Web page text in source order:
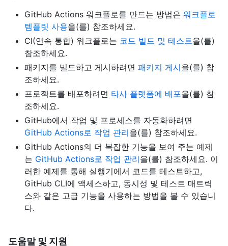
GitHub Actions 워크플로를 만드는 방법은 워크플로
템플릿 사용을(를) 참조하세요.
CI(연속 통합) 워크플로는 코드 빌드 및 테스트을(를)
참조하세요.
패키지를 빌드하고 게시하려면 패키지 게시을(를) 참
조하세요.
프로젝트를 배포하려면 타사 플랫폼에 배포을(를) 참
조하세요.
GitHub에서 작업 및 프로세스를 자동화하려면
GitHub Actions로 작업 관리을(를) 참조하세요.
GitHub Actions의 더 복잡한 기능을 보여 주는 예제
는 GitHub Actions로 작업 관리을(를) 참조하세요. 이
러한 예제를 통해 실행기에서 코드를 테스트하고,
GitHub CLI에 액세스하고, 동시성 및 테스트 매트릭
스와 같은 고급 기능을 사용하는 방법을 볼 수 있습니
다.
도움말 및 지원